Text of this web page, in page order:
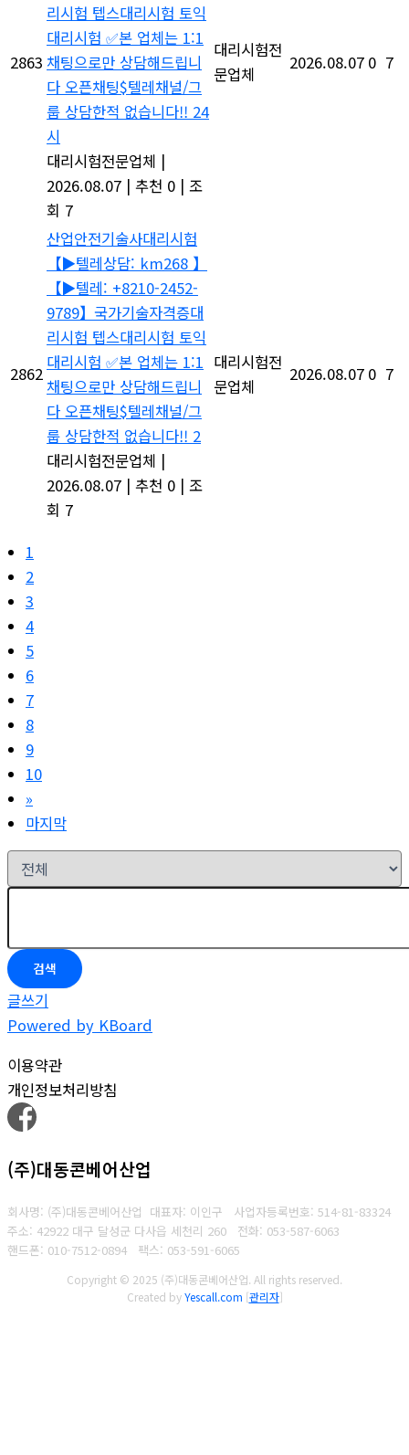
2863
리시험 텝스대리시험 토익
대리시험 ✅본 업체는 1:1
채팅으로만 상담해드립니
다 오픈채팅$텔레채널/그
룹 상담한적 없습니다!! 24
시
대리시험전문업체 |
2026.08.07 | 추천 0 | 조
회 7
대리시험전
문업체
2026.08.07 0 7
2862
산업안전기술사대리시험
【▶텔레상담: km268 】
【▶텔레: +8210-2452-
9789】국가기술자격증대
리시험 텝스대리시험 토익
대리시험 ✅본 업체는 1:1
채팅으로만 상담해드립니
다 오픈채팅$텔레채널/그
룹 상담한적 없습니다!! 2
대리시험전문업체 |
2026.08.07 | 추천 0 | 조
회 7
대리시험전
문업체
2026.08.07 0 7
1
2
3
4
5
6
7
8
9
10
»
마지막
검색
글쓰기
Powered by KBoard
이용약관
개인정보처리방침
(주)대동콘베어산업
회사명: (주)대동콘베어산업 대표자: 이인구 사업자등록번호: 514-81-83324
주소: 42922 대구 달성군 다사읍 세천리 260 전화: 053-587-6063
핸드폰: 010-7512-0894
팩스: 053-591-6065
Copyright © 2025 (주)대동콘베어산업. All rights reserved.
Created byYescall.com [관리자]